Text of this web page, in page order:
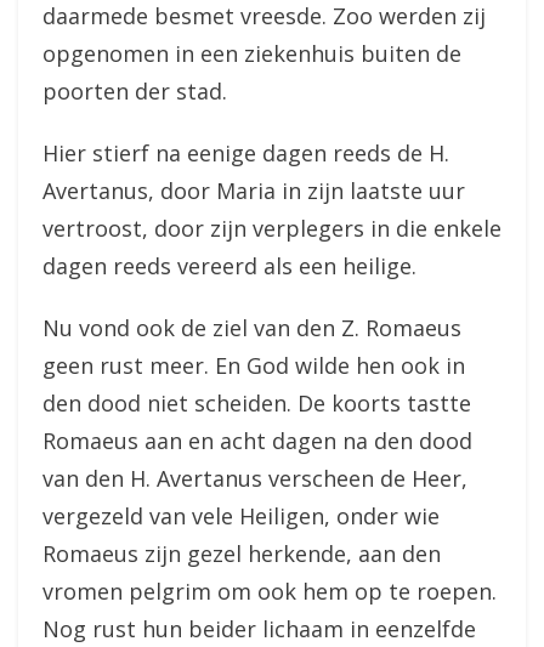
daarmede besmet vreesde. Zoo werden zij
opgenomen in een ziekenhuis buiten de
poorten der stad.
Hier stierf na eenige dagen reeds de H.
Avertanus, door Maria in zijn laatste uur
vertroost, door zijn verplegers in die enkele
dagen reeds vereerd als een heilige.
Nu vond ook de ziel van den Z. Romaeus
geen rust meer. En God wilde hen ook in
den dood niet scheiden. De koorts tastte
Romaeus aan en acht dagen na den dood
van den H. Avertanus verscheen de Heer,
vergezeld van vele Heiligen, onder wie
Romaeus zijn gezel herkende, aan den
vromen pelgrim om ook hem op te roepen.
Nog rust hun beider lichaam in eenzelfde